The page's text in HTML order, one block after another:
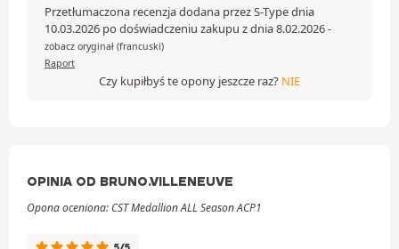
Przetłumaczona recenzja dodana przez S-Type dnia
10.03.2026 po doświadczeniu zakupu z dnia 8.02.2026-
zobacz oryginał (francuski)
Raport
Czy kupiłbyś te opony jeszcze raz? NIE
OPINIA OD BRUNO.VILLENEUVE
Opona oceniona: CST Medallion ALL Season ACP1